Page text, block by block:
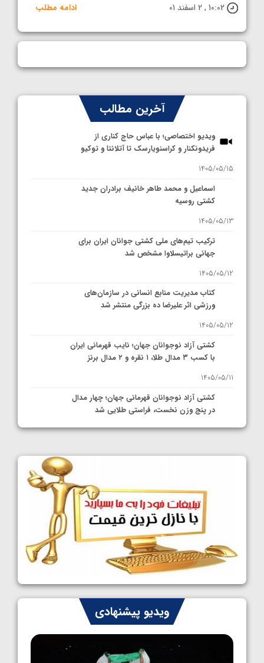
10:02 , 2 اسفند 01
ادامه مطلب
آخرین مطالب
ویدیو اختصاصی؛ با عباس حاج کناری از
فریدونکنار و کراسنویارسک تا آتلانتا و توکیو
1405/05/15
اسماعیل و محمد طاهر خانیف برادران جدید
کشتی روسیه
1405/05/13
ترکیب تیم‌های ملی کشتی جوانان ایران برای
جهانی براتیسلاوا مشخص شد
1405/05/12
کتاب مدیریت منابع انسانی در سازمان‌های
ورزشی اثر علیرضا ده بزرگی منتشر شد
1405/05/12
کشتی آزاد نوجوانان جهان؛ نایب قهرمانی ایران
با کسب ۳ مدال طلا، ۱ نقره و ۲ مدال برنز
1405/05/11
کشتی آزاد نوجوانان قهرمانی جهان؛ چهار مدال
در پنج وزن نخست، فراستی طلایی شد
1405/05/11
کشتی آزاد نوجوانان جهان؛ رقبای نمایندگان
ایران مشخص شدند
1405/05/08
کشتی فرنگی نوجوانان جهان؛ سکوی تیمی
سوم برای ایران
1405/05/07
ایران چشم به راه چهار مدال در پنج وزن دوم
کشتی فرنگی نوجوانان جهان
1405/05/06
ویدیو پیشنهادی